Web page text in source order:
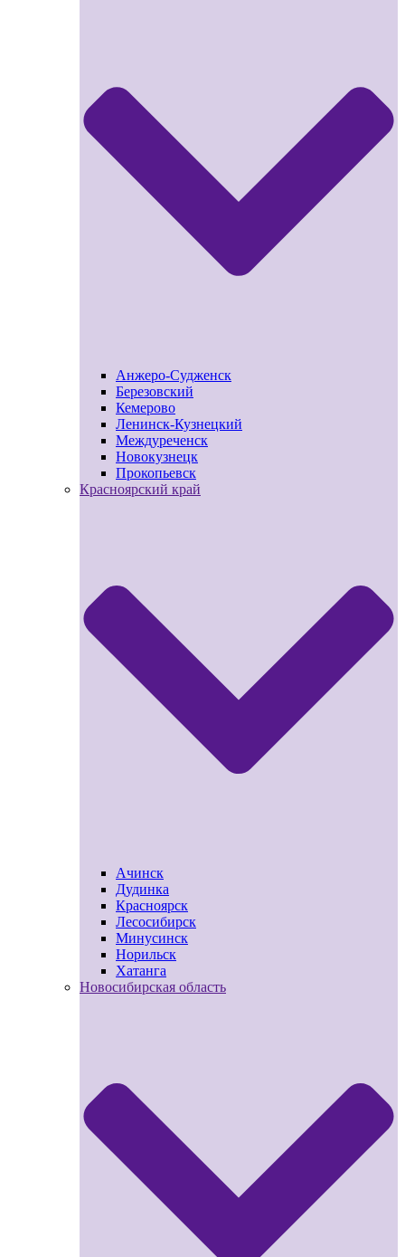
Анжеро-Судженск
Березовский
Кемерово
Ленинск-Кузнецкий
Междуреченск
Новокузнецк
Прокопьевск
Красноярский край
Ачинск
Дудинка
Красноярск
Лесосибирск
Минусинск
Норильск
Хатанга
Новосибирская область